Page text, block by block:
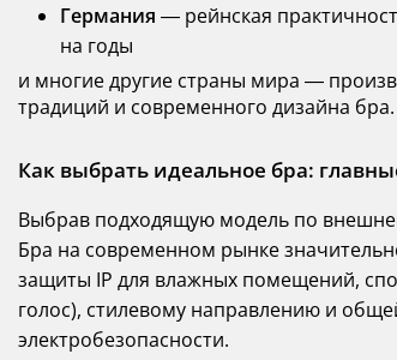
Германия — рейнская
на годы
и многие другие страны мира —
традиций и современного дизайна бра.
Как выбрать идеальное бра:
Выбрав подходящую модель по
Бра на современном рынке
защиты IP для влажных помещений,
голос), стилевому направлению и
электробезопасности.